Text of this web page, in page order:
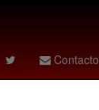
Contacto